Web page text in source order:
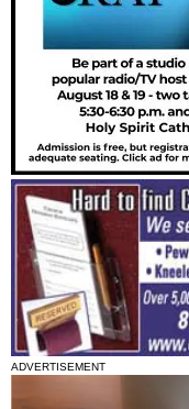
ADVERTISEMENT